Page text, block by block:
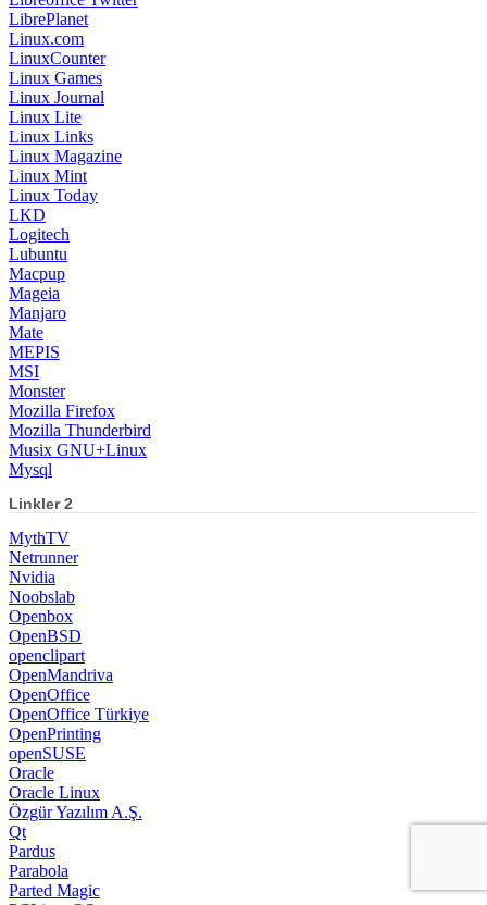
LibrePlanet
Linux.com
LinuxCounter
Linux Games
Linux Journal
Linux Lite
Linux Links
Linux Magazine
Linux Mint
Linux Today
LKD
Logitech
Lubuntu
Macpup
Mageia
Manjaro
Mate
MEPIS
MSI
Monster
Mozilla Firefox
Mozilla Thunderbird
Musix GNU+Linux
Mysql
Linkler 2
MythTV
Netrunner
Nvidia
Noobslab
Openbox
OpenBSD
openclipart
OpenMandriva
OpenOffice
OpenOffice Türkiye
OpenPrinting
openSUSE
Oracle
Oracle Linux
Özgür Yazılım A.Ş.
Qt
Pardus
Parabola
Parted Magic